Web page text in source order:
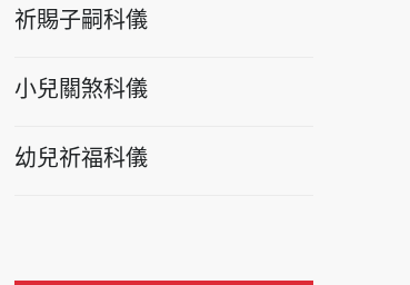
祈賜子嗣科儀
小兒關煞科儀
幼兒祈福科儀